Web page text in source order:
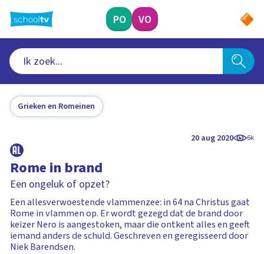
naar
hoofdinhoud
PO VO
Grieken en Romeinen
20 aug 2020 6k
Rome in brand
Een ongeluk of opzet?
Een allesverwoestende vlammenzee: in 64 na Christus gaat
Rome in vlammen op. Er wordt gezegd dat de brand door
keizer Nero is aangestoken, maar die ontkent alles en geeft
iemand anders de schuld. Geschreven en geregisseerd door
Niek Barendsen.